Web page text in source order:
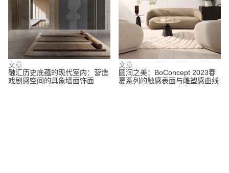
文章
融汇历史底蕴的现代室内：营造
戏剧感空间的具象墙面饰面
文章
圆润之美：BoConcept 2023春
夏系列的触感表面与雕塑感曲线